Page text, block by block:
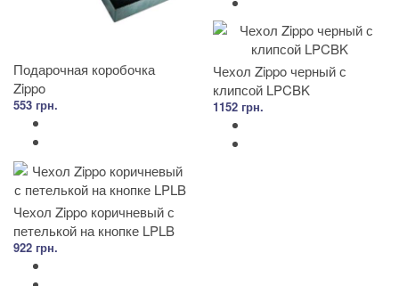
Подарочная коробочка
Zippo
553 грн.
Чехол Zippo черный с
клипсой LPCBK
1152 грн.
Чехол Zippo коричневый с
петелькой на кнопке LPLB
922 грн.